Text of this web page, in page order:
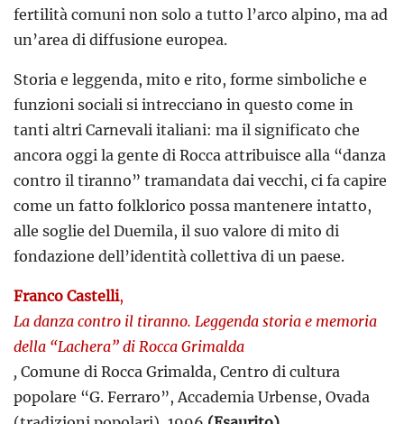
fertilità comuni non solo a tutto l’arco alpino, ma ad
un’area di diffusione europea.
Storia e leggenda, mito e rito, forme simboliche e
funzioni sociali si intrecciano in questo come in
tanti altri Carnevali italiani: ma il significato che
ancora oggi la gente di Rocca attribuisce alla “danza
contro il tiranno” tramandata dai vecchi, ci fa capire
come un fatto folklorico possa mantenere intatto,
alle soglie del Duemila, il suo valore di mito di
fondazione dell’identità collettiva di un paese.
Franco Castelli,
La danza contro il tiranno. Leggenda storia e memoria
della “Lachera” di Rocca Grimalda
, Comune di Rocca Grimalda, Centro di cultura
popolare “G. Ferraro”, Accademia Urbense, Ovada